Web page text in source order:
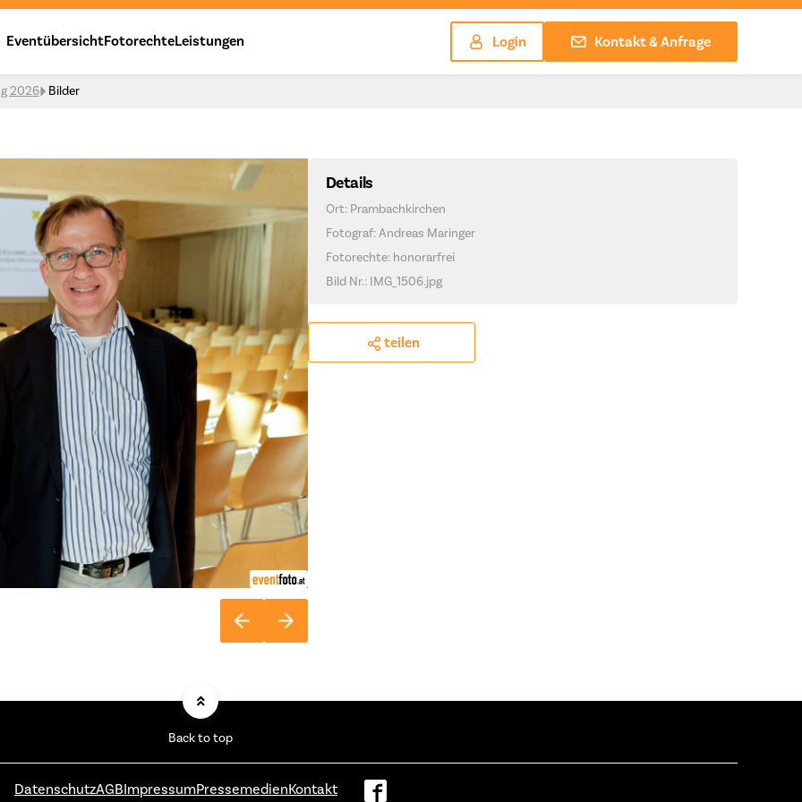
EventübersichtFotorechteLeistungen Login Kontakt & Anfrage
2026 Bilder
Details
Ort: Prambachkirchen
Fotograf: Andreas Maringer
Fotorechte: honorarfrei
Bild Nr.: IMG_1506.jpg
teilen
Back to top
DatenschutzAGBImpressumPressemedienKontakt